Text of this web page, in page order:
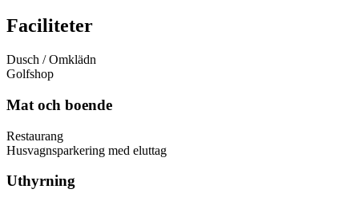
Faciliteter
Dusch / Omklädn
Golfshop
Mat och boende
Restaurang
Husvagnsparkering med eluttag
Uthyrning